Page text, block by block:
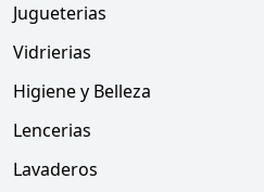
Jugueterias
Vidrierias
Higiene y Belleza
Lencerias
Lavaderos